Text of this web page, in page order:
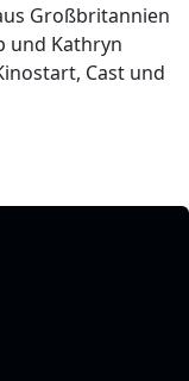
Großbritannien
und Kathryn
Cast und